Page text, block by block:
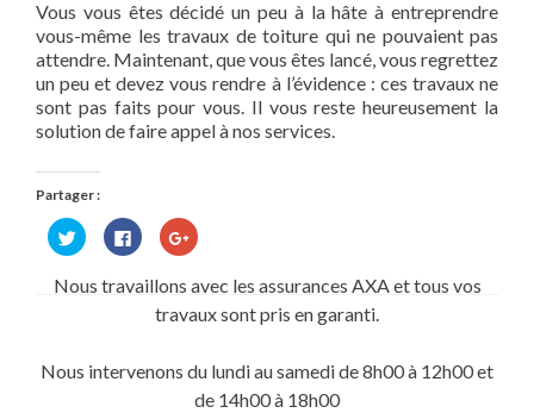
Vous vous êtes décidé un peu à la hâte à entreprendre
vous-même les travaux de toiture qui ne pouvaient pas
attendre. Maintenant, que vous êtes lancé, vous regrettez
un peu et devez vous rendre à l’évidence : ces travaux ne
sont pas faits pour vous. Il vous reste heureusement la
solution de faire appel à nos services.
Partager :
Cliquez
pour
partager
Twitter(ouvre
Cliquez
pour
partager
sur
Facebook(ouvre
dans
une
Cliquez
pour
Google+
dans
fenêtre)
Nous travaillons avec les assurances AXA et tous vos
travaux sont pris en garanti.
Nous intervenons du lundi au samedi de 8h00 à 12h00 et
de 14h00 à 18h00